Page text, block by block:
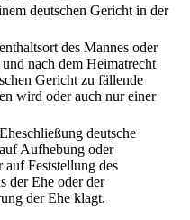
deutschen Gericht in der
des Mannes oder
nach dem Heimatrecht
Gericht zu fällende
wird oder auch nur einer
deutsche
Aufhebung oder
Feststellung des
der Ehe oder der
der Ehe klagt.